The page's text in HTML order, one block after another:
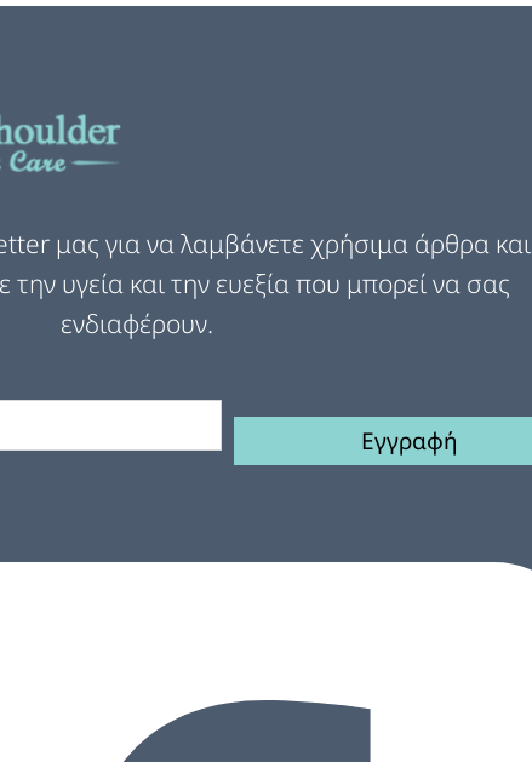
μας για να λαμβάνετε χρήσιμα άρθρα και
την υγεία και την ευεξία που μπορεί να σας
ενδιαφέρουν.
Εγγραφή